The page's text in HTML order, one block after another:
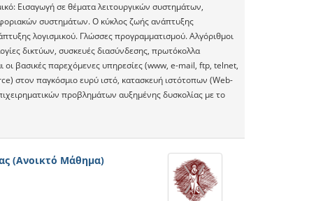
Εισαγωγή σε θέματα λειτουργικών συστημάτων,
συστημάτων. Ο κύκλος ζωής ανάπτυξης
λογισμικού. Γλώσσες προγραμματισμού. Αλγόριθμοι
δικτύων, συσκευές διασύνδεσης, πρωτόκολλα
οι βασικές παρεχόμενες υπηρεσίες (www, e-mail, ftp, telnet,
στον παγκόσμιο ευρύ ιστό, κατασκευή ιστότοπων (Web-
προβλημάτων αυξημένης δυσκολίας με το
(Ανοικτό Μάθημα)